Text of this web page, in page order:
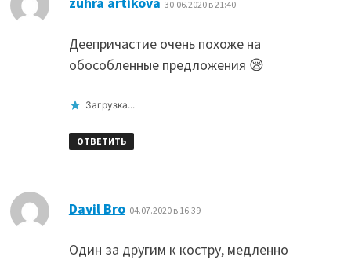
30.06.2020 в 21:40
Деепричастие очень похоже на
обособленные предложения 😪
Загрузка...
ОТВЕТИТЬ
Davil Bro: 04.07.2020 в 16:39
Один за другим к костру, медленно